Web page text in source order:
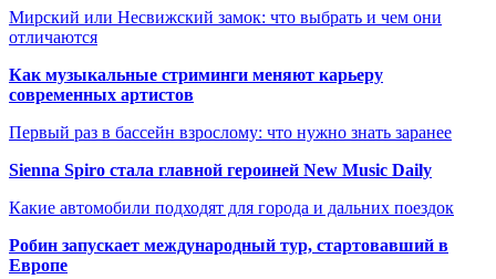
Мирский или Несвижский замок: что выбрать и чем они
отличаются
Как музыкальные стриминги меняют карьеру
современных артистов
Первый раз в бассейн взрослому: что нужно знать заранее
Sienna Spiro стала главной героиней New Music Daily
Какие автомобили подходят для города и дальних поездок
Робин запускает международный тур, стартовавший в
Европе